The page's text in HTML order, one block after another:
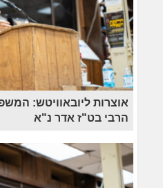
אוצרות ליובאוויטש:
הרבי בט"ז אדר נ"א